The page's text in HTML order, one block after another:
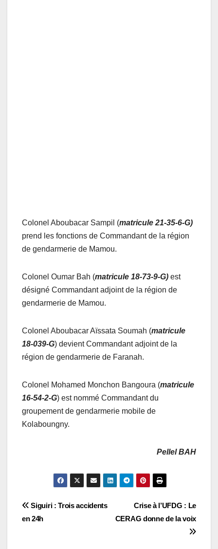
Colonel Aboubacar Sampil (matricule 21-35-6-G)
prend les fonctions de Commandant de la région
de gendarmerie de Mamou.
Colonel Oumar Bah (matricule 18-73-9-G) est
désigné Commandant adjoint de la région de
gendarmerie de Mamou.
Colonel Aboubacar Aïssata Soumah (matricule
18-039-G) devient Commandant adjoint de la
région de gendarmerie de Faranah.
Colonel Mohamed Monchon Bangoura (matricule
16-54-2-G) est nommé Commandant du
groupement de gendarmerie mobile de
Kolaboungny.
Pellel BAH
Navigation
Crise à l’UFDG : Le
CERAG donne de la voix
Siguiri : Trois accidents
en 24h